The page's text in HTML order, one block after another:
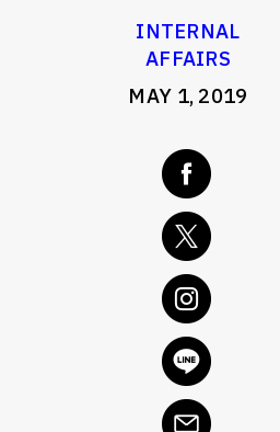
INTERNAL
AFFAIRS
MAY 1, 2019